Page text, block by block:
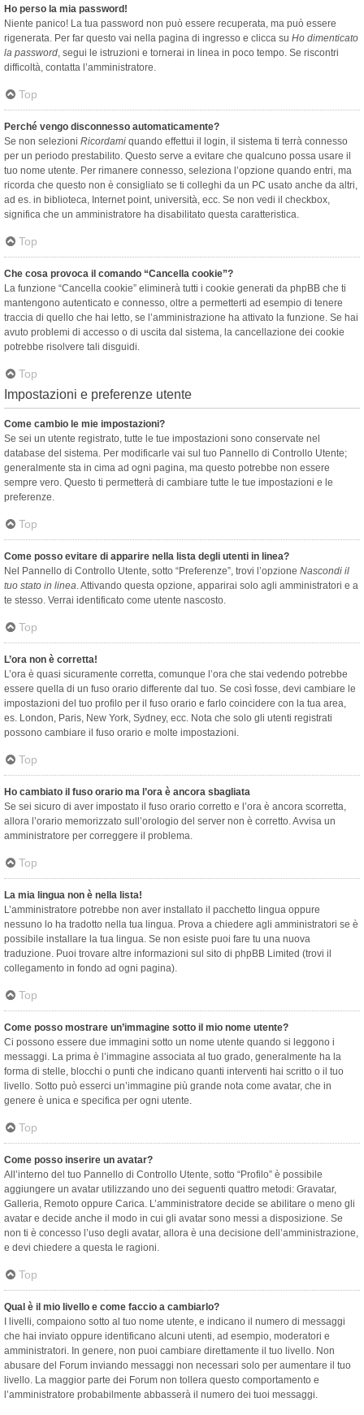
Ho perso la mia password!
Niente panico! La tua password non può essere recuperata, ma può essere
rigenerata. Per far questo vai nella pagina di ingresso e clicca su Ho dimenticato
la password, segui le istruzioni e tornerai in linea in poco tempo. Se riscontri
difficoltà, contatta l’amministratore.
Top
Perché vengo disconnesso automaticamente?
Se non selezioni Ricordami quando effettui il login, il sistema ti terrà connesso
per un periodo prestabilito. Questo serve a evitare che qualcuno possa usare il
tuo nome utente. Per rimanere connesso, seleziona l’opzione quando entri, ma
ricorda che questo non è consigliato se ti colleghi da un PC usato anche da altri,
ad es. in biblioteca, Internet point, università, ecc. Se non vedi il checkbox,
significa che un amministratore ha disabilitato questa caratteristica.
Top
Che cosa provoca il comando “Cancella cookie”?
La funzione “Cancella cookie” eliminerà tutti i cookie generati da phpBB che ti
mantengono autenticato e connesso, oltre a permetterti ad esempio di tenere
traccia di quello che hai letto, se l’amministrazione ha attivato la funzione. Se hai
avuto problemi di accesso o di uscita dal sistema, la cancellazione dei cookie
potrebbe risolvere tali disguidi.
Top
Impostazioni e preferenze utente
Come cambio le mie impostazioni?
Se sei un utente registrato, tutte le tue impostazioni sono conservate nel
database del sistema. Per modificarle vai sul tuo Pannello di Controllo Utente;
generalmente sta in cima ad ogni pagina, ma questo potrebbe non essere
sempre vero. Questo ti permetterà di cambiare tutte le tue impostazioni e le
preferenze.
Top
Come posso evitare di apparire nella lista degli utenti in linea?
Nel Pannello di Controllo Utente, sotto “Preferenze”, trovi l’opzione Nascondi il
tuo stato in linea. Attivando questa opzione, apparirai solo agli amministratori e a
te stesso. Verrai identificato come utente nascosto.
Top
L’ora non è corretta!
L’ora è quasi sicuramente corretta, comunque l’ora che stai vedendo potrebbe
essere quella di un fuso orario differente dal tuo. Se così fosse, devi cambiare le
impostazioni del tuo profilo per il fuso orario e farlo coincidere con la tua area,
es. London, Paris, New York, Sydney, ecc. Nota che solo gli utenti registrati
possono cambiare il fuso orario e molte impostazioni.
Top
Ho cambiato il fuso orario ma l’ora è ancora sbagliata
Se sei sicuro di aver impostato il fuso orario corretto e l’ora è ancora scorretta,
allora l’orario memorizzato sull’orologio del server non è corretto. Avvisa un
amministratore per correggere il problema.
Top
La mia lingua non è nella lista!
L’amministratore potrebbe non aver installato il pacchetto lingua oppure
nessuno lo ha tradotto nella tua lingua. Prova a chiedere agli amministratori se è
possibile installare la tua lingua. Se non esiste puoi fare tu una nuova
traduzione. Puoi trovare altre informazioni sul sito di phpBB Limited (trovi il
collegamento in fondo ad ogni pagina).
Top
Come posso mostrare un’immagine sotto il mio nome utente?
Ci possono essere due immagini sotto un nome utente quando si leggono i
messaggi. La prima è l’immagine associata al tuo grado, generalmente ha la
forma di stelle, blocchi o punti che indicano quanti interventi hai scritto o il tuo
livello. Sotto può esserci un’immagine più grande nota come avatar, che in
genere è unica e specifica per ogni utente.
Top
Come posso inserire un avatar?
All’interno del tuo Pannello di Controllo Utente, sotto “Profilo” è possibile
aggiungere un avatar utilizzando uno dei seguenti quattro metodi: Gravatar,
Galleria, Remoto oppure Carica. L’amministratore decide se abilitare o meno gli
avatar e decide anche il modo in cui gli avatar sono messi a disposizione. Se
non ti è concesso l’uso degli avatar, allora è una decisione dell’amministrazione,
e devi chiedere a questa le ragioni.
Top
Qual è il mio livello e come faccio a cambiarlo?
I livelli, compaiono sotto al tuo nome utente, e indicano il numero di messaggi
che hai inviato oppure identificano alcuni utenti, ad esempio, moderatori e
amministratori. In genere, non puoi cambiare direttamente il tuo livello. Non
abusare del Forum inviando messaggi non necessari solo per aumentare il tuo
livello. La maggior parte dei Forum non tollera questo comportamento e
l’amministratore probabilmente abbasserà il numero dei tuoi messaggi.